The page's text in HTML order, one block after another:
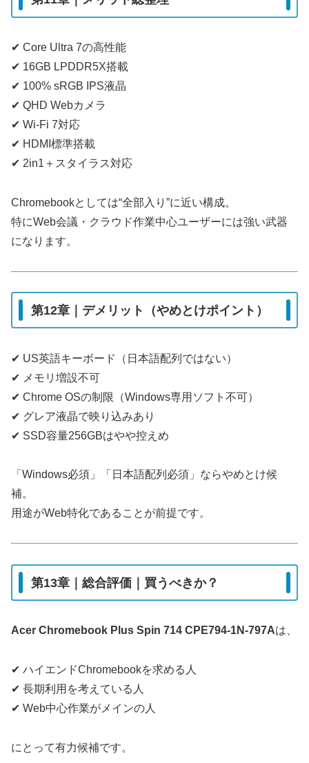
✔ Core Ultra 7の高性能
✔ 16GB LPDDR5X搭載
✔ 100% sRGB IPS液晶
✔ QHD Webカメラ
✔ Wi-Fi 7対応
✔ HDMI標準搭載
✔ 2in1＋スタイラス対応
Chromebookとしては“全部入り”に近い構成。
特にWeb会議・クラウド作業中心ユーザーには強い武器
になります。
第12章｜デメリット（やめとけポイント）
✔ US英語キーボード（日本語配列ではない）
✔ メモリ増設不可
✔ Chrome OSの制限（Windows専用ソフト不可）
✔ グレア液晶で映り込みあり
✔ SSD容量256GBはやや控えめ
「Windows必須」「日本語配列必須」ならやめとけ候
補。
用途がWeb特化であることが前提です。
第13章｜総合評価｜買うべきか？
Acer Chromebook Plus Spin 714 CPE794-1N-797Aは、
✔ ハイエンドChromebookを求める人
✔ 長期利用を考えている人
✔ Web中心作業がメインの人
にとって有力候補です。